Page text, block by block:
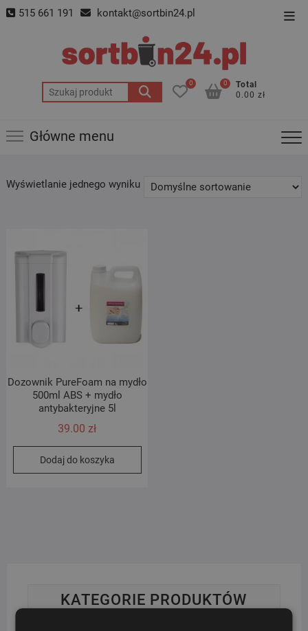
Skip 515 661 191 kontakt@sortbin24.pl
Szukaj:
0
Total
0.00 zł
0
Główne menu
Wyświetlanie jednego wyniku
Dozownik PureFoam na mydło
500ml ABS + mydło
antybakteryjne 5l
39.00zł
Dodaj do koszyka
KATEGORIE PRODUKTÓW